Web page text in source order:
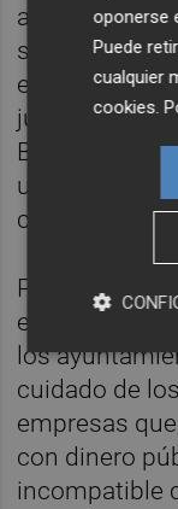
abandonados
sido
entidades de
junio los
Benimàmet y
una UTE de
control y
Por ello, el
era demostrar
los
cuidado de
empresas
con dinero
incompatible
oponerse
Puede
cualquier
cookies .